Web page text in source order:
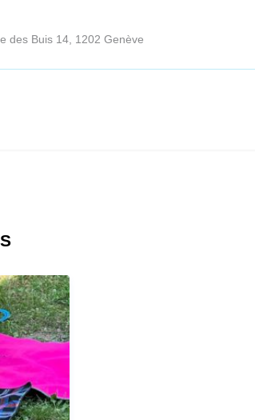
des Buis 14, 1202 Genève